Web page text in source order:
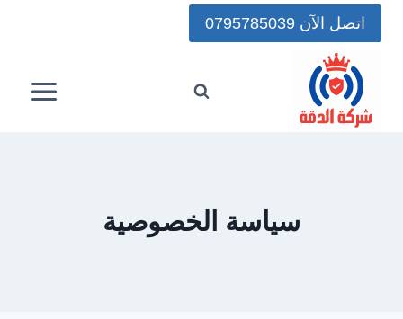
التجاوز
إلى
المحتوى
اتصل الآن 0795785039
سياسة الخصوصية